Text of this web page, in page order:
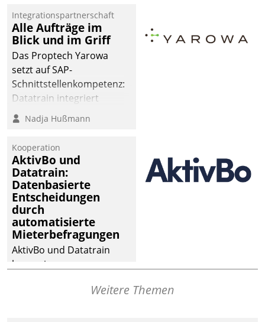
passende Fragen und
Schlagworte auswirft.
Eine intuitive
Dialogführung ermöglicht
dem externen
Serviceteam, Anrufe von
Mietenden zügiger und
effizienter zu bearbeiten.
Integrationspartnerschaft
Alle Aufträge im
Blick und im Griff
Das Proptech Yarowa
setzt auf SAP-
Schnittstellenkompetenz:
Datatrain integriert
Yarowas Portal zur
Vergabe und Verwaltung
operativen
Instandhaltung in die
SAP-Systemlandschaft
deutscher
Wohnungsunternehmen
– und beschleunigt damit
den Weg vom
Mieteranliegen zum
Dienstleisterauftrag.
Nadja Hußmann
Kooperation
AktivBo und
Datatrain:
Datenbasierte
Entscheidungen
durch
automatisierte
Mieterbefragungen
AktivBo und Datatrain
kooperieren –
profitieren: Die nahtloseWeitere Themen